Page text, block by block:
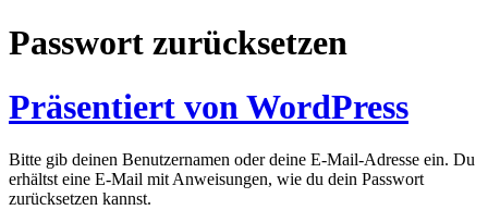
Passwort zurücksetzen
Präsentiert von WordPress
Bitte gib deinen Benutzernamen oder deine E-Mail-Adresse ein. Du
erhältst eine E-Mail mit Anweisungen, wie du dein Passwort
zurücksetzen kannst.